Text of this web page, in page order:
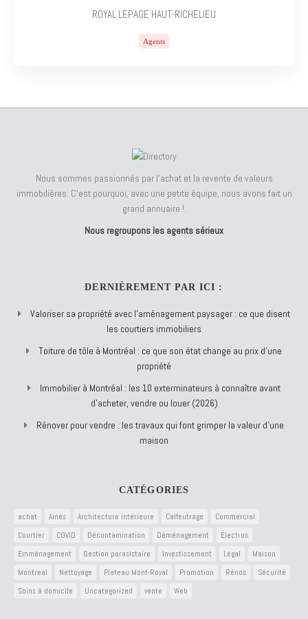
ROYAL LEPAGE HAUT-RICHELIEU
Agents
Nous sommes passionnés par l'achat et la revente de valeurs
immobilières. C'est pourquoi, avec une petite équipe, nous avons fait un
grand annuaire !.
Nous regroupons les agents sérieux
DERNIÈREMENT PAR ICI :
Valoriser sa propriété avec l’aménagement paysager : ce que disent
les courtiers immobiliers
Toiture de tôle à Montréal : ce que son état change au prix d’une
propriété
Immobilier à Montréal : les 10 exterminateurs à connaître avant
d’acheter, vendre ou louer (2026)
Rénover pour vendre : les travaux qui font grimper la valeur d’une
maison
CATÉGORIES
achat Ainés Architecture intérieure Calfeutrage
Commercial
Courtier
COVID Décontamination Déménagement
Électros
Emménagement
Gestion parasistaire Investissement Légal
Maison
Montreal
Nettoyage Plateau Mont-Royal Promotion Rénos
Sécurité
Soins à domicile
Uncategorized vente Web